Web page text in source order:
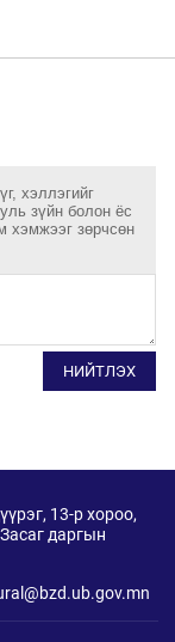
хэллэгийг
зүйн болон ёс
хэмжээг зөрчсөн
НИЙТЛЭХ
13-р хороо,
даргын